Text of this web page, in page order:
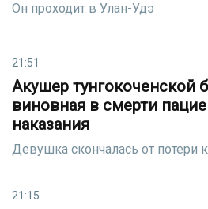
Он проходит в Улан-Удэ
21:51
Акушер тунгокоченской
виновная в смерти
наказания
Девушка скончалась от потери
21:15